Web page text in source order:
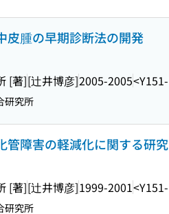
皮腫の早期診断法の開発
[著][辻井博彦]2005-2005
研究所
管障害の軽減化に関する研究
[著][辻井博彦]1999-2001
研究所